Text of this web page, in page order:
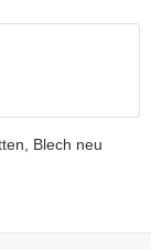
Blech neu